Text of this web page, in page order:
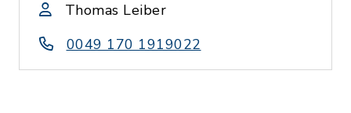
Thomas Leiber
0049 170 1919022